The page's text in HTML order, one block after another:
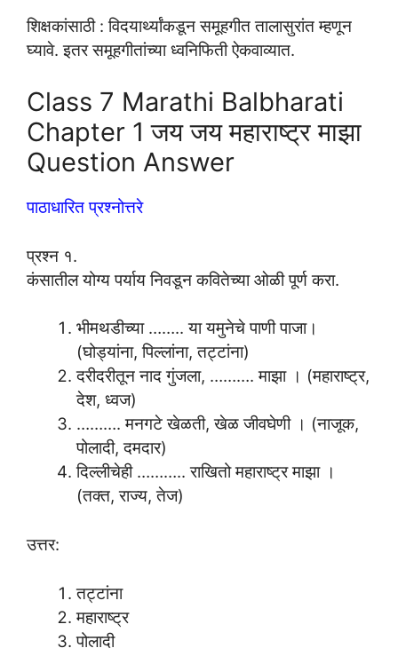
शिक्षकांसाठी : विदयार्थ्यांकडून समूहगीत तालासुरांत म्हणून
घ्यावे. इतर समूहगीतांच्या ध्वनिफिती ऐकवाव्यात.
Class 7 Marathi Balbharati
Chapter 1 जय जय महाराष्ट्र माझा
Question Answer
पाठाधारित प्रश्नोत्तरे
प्रश्न १.
कंसातील योग्य पर्याय निवडून कवितेच्या ओळी पूर्ण करा.
भीमथडीच्या …….. या यमुनेचे पाणी पाजा।
(घोड्यांना, पिल्लांना, तट्टांना)
दरीदरीतून नाद गुंजला, ………. माझा । (महाराष्ट्र,
देश, ध्वज)
………. मनगटे खेळती, खेळ जीवघेणी । (नाजूक,
पोलादी, दमदार)
दिल्लीचेही ……….. राखितो महाराष्ट्र माझा ।
(तक्त, राज्य, तेज)
उत्तर:
तट्टांना
महाराष्ट्र
पोलादी